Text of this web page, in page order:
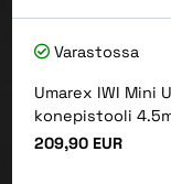
Varastossa
Umarex IWI Mini
konepistooli
Hinta
209,90 EUR